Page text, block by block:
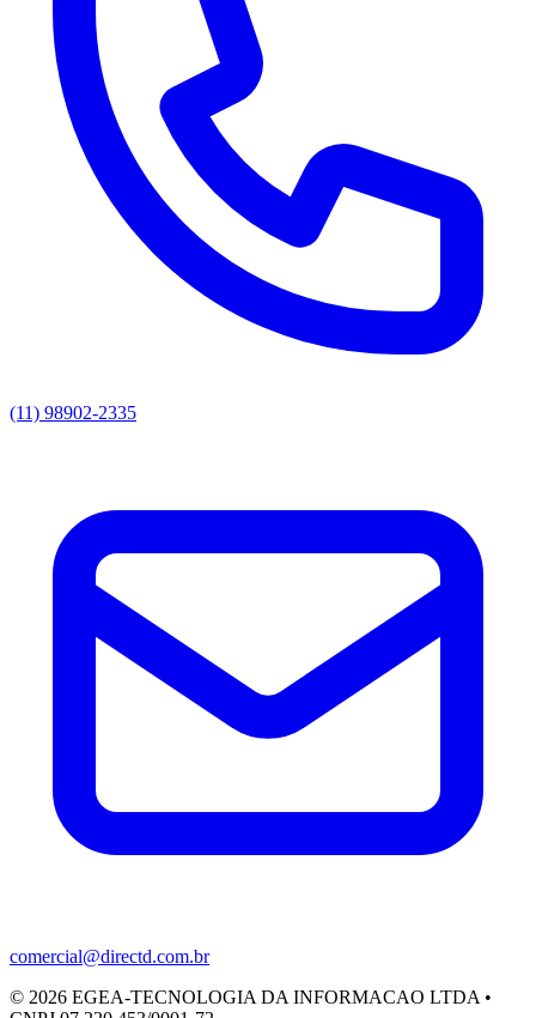
(11) 98902-2335
comercial@directd.com.br
© 2026 EGEA-TECNOLOGIA DA INFORMACAO LTDA •